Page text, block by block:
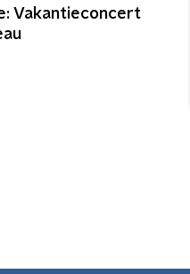
Vakantieconcert